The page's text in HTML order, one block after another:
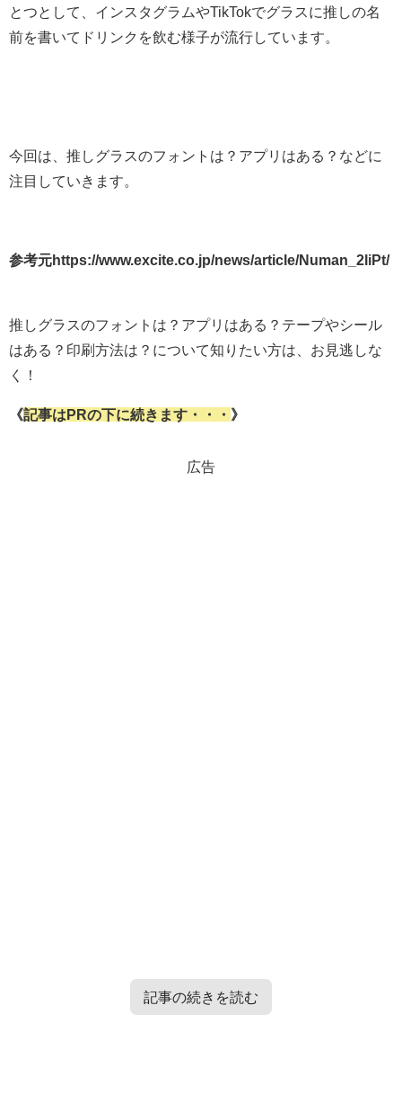
とつとして、インスタグラムやTikTokでグラスに推しの名
前を書いてドリンクを飲む様子が流行しています。
今回は、推しグラスのフォントは？アプリはある？などに
注目していきます。
参考元https://www.excite.co.jp/news/article/Numan_2liPt/
推しグラスのフォントは？アプリはある？テープやシール
はある？印刷方法は？について知りたい方は、お見逃しな
く！
《記事はPRの下に続きます・・・ 》
広告
記事の続きを読む